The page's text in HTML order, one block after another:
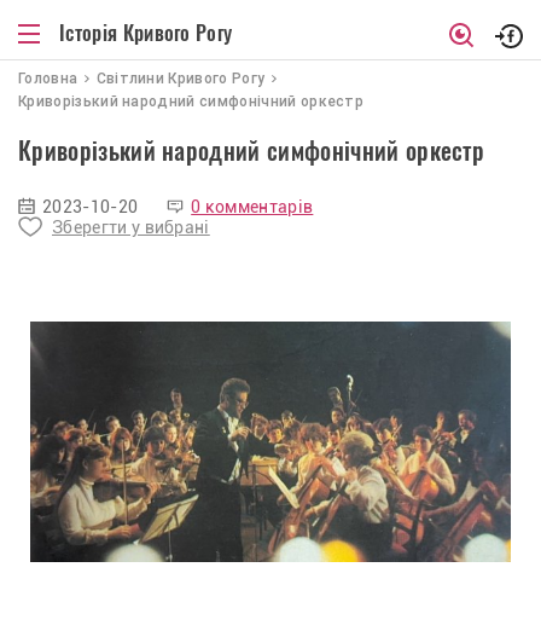
Історія Кривого Рогу
Головна
Світлини Кривого Рогу
Криворізький народний симфонічний оркестр
Криворізький народний симфонічний оркестр
2023-10-20
0 комментарів
Зберегти у вибрані